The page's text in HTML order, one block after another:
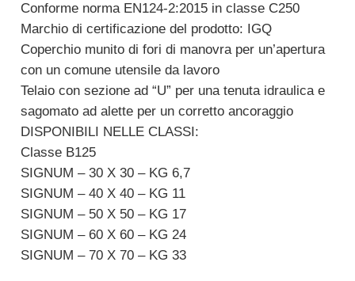
Conforme norma EN124-2:2015 in classe C250
Marchio di certificazione del prodotto: IGQ
Coperchio munito di fori di manovra per un’apertura
con un comune utensile da lavoro
Telaio con sezione ad “U” per una tenuta idraulica e
sagomato ad alette per un corretto ancoraggio
DISPONIBILI NELLE CLASSI:
Classe B125
SIGNUM – 30 X 30 – KG 6,7
SIGNUM – 40 X 40 – KG 11
SIGNUM – 50 X 50 – KG 17
SIGNUM – 60 X 60 – KG 24
SIGNUM – 70 X 70 – KG 33